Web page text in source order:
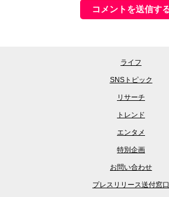
ライフ
SNSトピック
リサーチ
トレンド
エンタメ
特別企画
お問い合わせ
プレスリリース送付窓口